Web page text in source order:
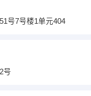
号7号楼1单元404
号